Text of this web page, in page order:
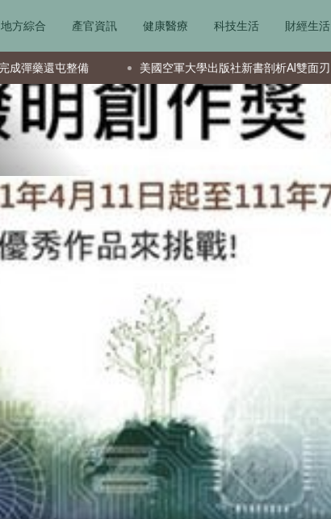
地方綜合 產官資訊 健康醫療 科技生活 財經生活
美國空軍大學出版社新書剖析AI雙面刃 警示誤用潛在風險